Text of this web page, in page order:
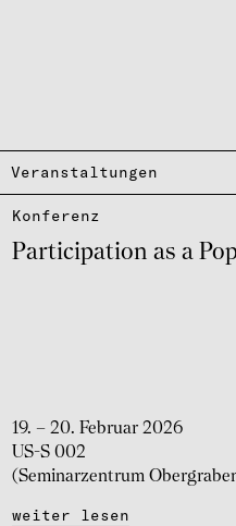
Veranstaltungen
Parti­ci­pa­tion as a
Konfe­renz
19. – 20. Februar 2026
US-S 002
(Seminarzentrum
weiter lesen